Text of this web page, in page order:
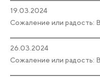
19.03.2024
Сожаление или радость:
26.03.2024
Сожаление или радость: